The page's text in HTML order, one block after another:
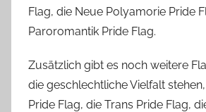
Flag, die Neue Polyamorie Pride
Paroromantik Pride Flag.
Zusätzlich gibt es noch weitere
die geschlechtliche Vielfalt
Pride Flag, die Trans Pride Flag,